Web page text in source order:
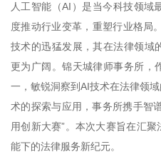
人工智能（AI）是当今科技领域
度推动行业变革，重塑行业格局
技术的迅猛发展，其在法律领域
更为广阔。锦天城律师事务所，
一，敏锐洞察到AI技术在法律领
术的探索与应用，事务所携手智
用创新大赛”。本次大赛旨在汇
能下的法律服务新纪元。